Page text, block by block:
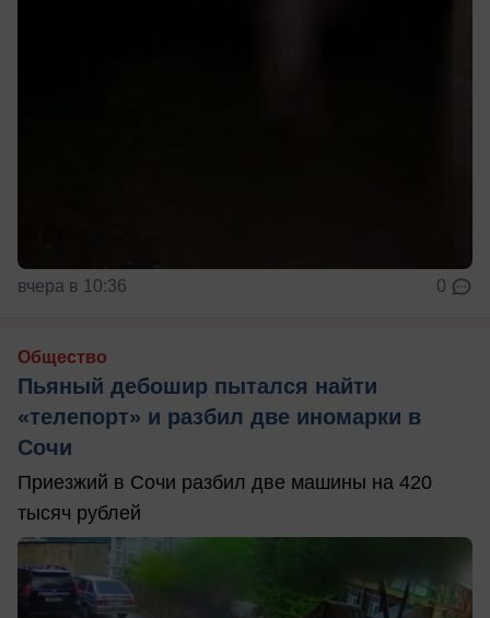
вчера в 10:36 0
Общество
Пьяный дебошир пытался найти
«телепорт» и разбил две иномарки в
Сочи
Приезжий в Сочи разбил две машины на 420
тысяч рублей